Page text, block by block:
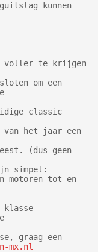
kunnen
voller te krijgen
om een
classic
het jaar een
(dus geen
simpel:
motoren tot en
klasse
graag een
mx.nl